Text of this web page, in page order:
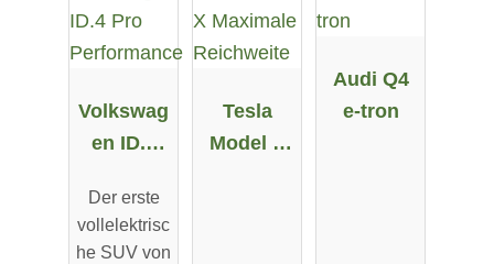
Volkswag
en ID.4
Performa
nce
Der erste
vollelektrisc
he SUV von
Tesla
Model X
Audi Q4
e-tron